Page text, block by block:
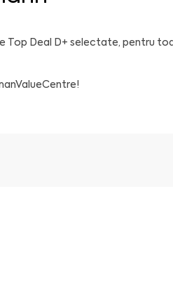
Top Deal D+ selectate, pentru
!